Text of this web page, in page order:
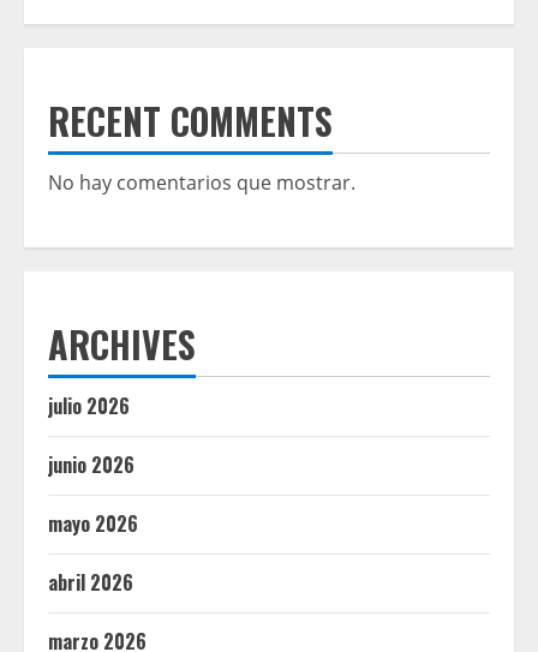
RECENT COMMENTS
No hay comentarios que mostrar.
ARCHIVES
julio 2026
junio 2026
mayo 2026
abril 2026
marzo 2026